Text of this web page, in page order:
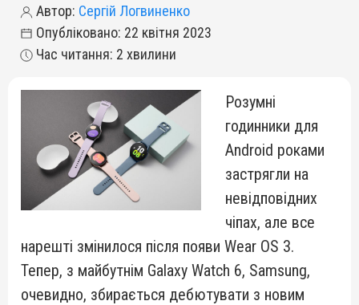
Автор: Сергій Логвиненко
Опубліковано: 22 квітня 2023
Час читання: 2 хвилини
Розумні
годинники для
Android роками
застрягли на
невідповідних
чіпах, але все
нарешті змінилося після появи Wear OS 3.
Тепер, з майбутнім Galaxy Watch 6, Samsung,
очевидно, збирається дебютувати з новим